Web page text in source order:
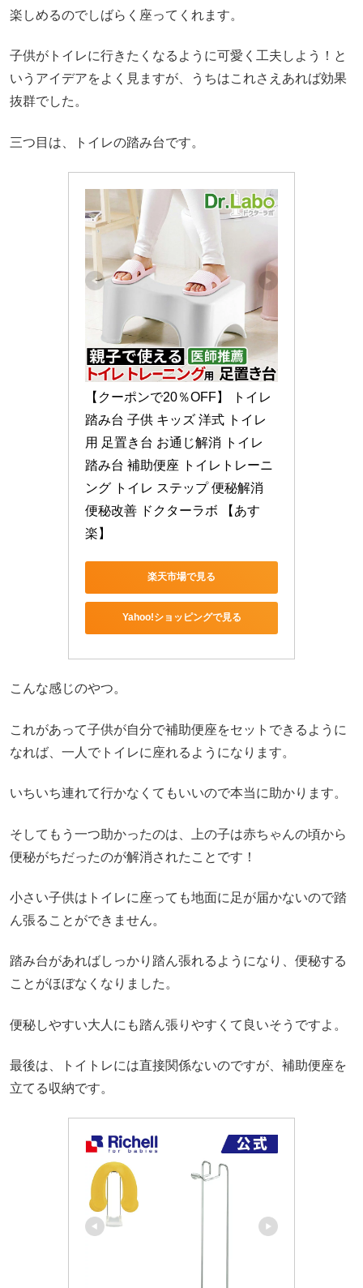
楽しめるのでしばらく座ってくれます。
子供がトイレに行きたくなるように可愛く工夫しよう！と
いうアイデアをよく見ますが、うちはこれさえあれば効果
抜群でした。
三つ目は、トイレの踏み台です。
【クーポンで20％OFF】 トイレ
踏み台 子供 キッズ 洋式 トイレ
用 足置き台 お通じ解消 トイレ
踏み台 補助便座 トイレトレーニ
ング トイレ ステップ 便秘解消
便秘改善 ドクターラボ 【あす
楽】
楽天市場で見る
Yahoo!ショッピングで見る
こんな感じのやつ。
これがあって子供が自分で補助便座をセットできるように
なれば、一人でトイレに座れるようになります。
いちいち連れて行かなくてもいいので本当に助かります。
そしてもう一つ助かったのは、上の子は赤ちゃんの頃から
便秘がちだったのが解消されたことです！
小さい子供はトイレに座っても地面に足が届かないので踏
ん張ることができません。
踏み台があればしっかり踏ん張れるようになり、便秘する
ことがほぼなくなりました。
便秘しやすい大人にも踏ん張りやすくて良いそうですよ。
最後は、トイトレには直接関係ないのですが、補助便座を
立てる収納です。